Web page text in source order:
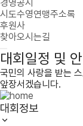
경영공시
시도수영연맹주소록
후원사
찾아오시는길
대회일정 및
국민의 사랑을 받는
앞장서겠습니다.
대회정보